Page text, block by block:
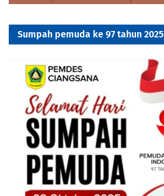
Sumpah pemuda ke 97 tahun 2025